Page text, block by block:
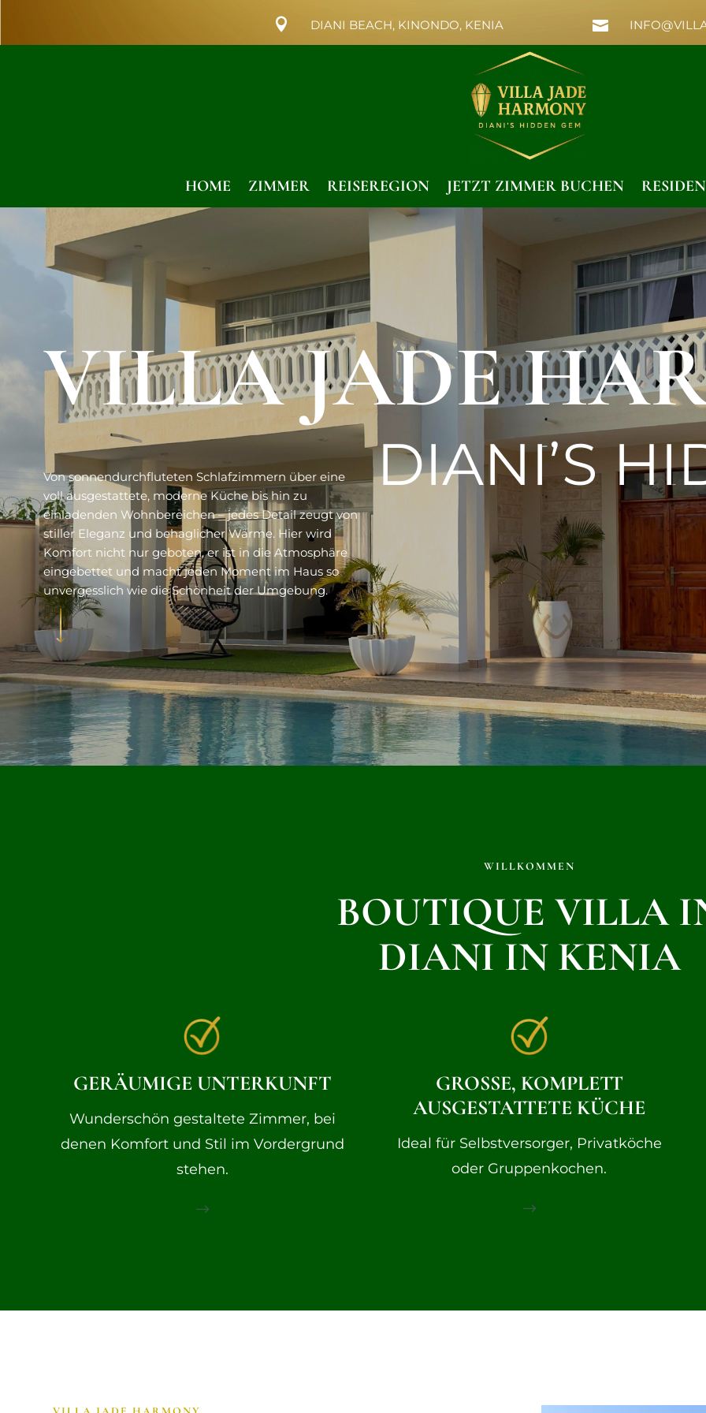
 DIANI BEACH, KINONDO, KENIA 
HOME ZIMMER REISEREGION JETZT ZIMMER BUCHEN
VILLA JADE
Von sonnendurchfluteten Schlafzimmern über eine
voll ausgestattete, moderne Küche bis hin zu
einladenden Wohnbereichen – jedes Detail zeugt von
stiller Eleganz und behaglicher Wärme. Hier wird
Komfort nicht nur geboten, er ist in die Atmosphäre
eingebettet und macht jeden Moment im Haus so
unvergesslich wie die Schönheit der Umgebung.
DIANI’S
WILLKOMMEN
BOUTIQUE VILLA
DIANI IN KENIA
GERÄUMIGE UNTERKUNFT
Wunderschön gestaltete Zimmer, bei
denen Komfort und Stil im Vordergrund
stehen.
$
GROSSE, KOMPLETT A
USGESTATTETE KÜCHE
Ideal für Selbstversorger, Privatköche
oder Gruppenkochen.
$